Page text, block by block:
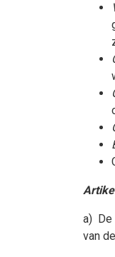
a) De
van